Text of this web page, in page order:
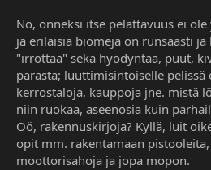
No, onneksi itse pelattavuus ei
ja erilaisia biomeja on runsaasti ja
"irrottaa" sekä hyödyntää, puut,
parasta; luuttimisintoiselle
kerrostaloja, kauppoja jne. mistä
niin ruokaa, aseenosia kuin
Öö, rakennuskirjoja? Kyllä, luit
opit mm. rakentamaan
moottorisahoja ja jopa mopon.